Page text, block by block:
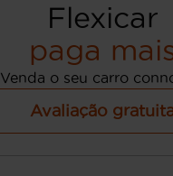
Flexicar
paga
Venda o seu carro
Avaliação